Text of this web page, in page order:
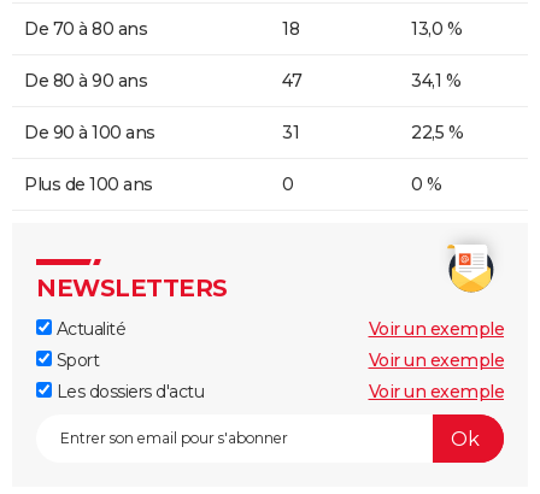
De 70 à 80 ans 18 13,0 %
De 80 à 90 ans 47 34,1 %
De 90 à 100 ans 31 22,5 %
Plus de 100 ans 0 0 %
NEWSLETTERS
Actualité
Voir un exemple
Sport
Voir un exemple
Les dossiers d'actu
Voir un exemple